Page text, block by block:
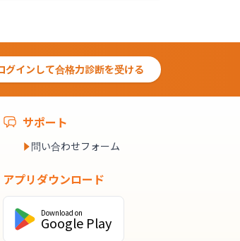
グインして合格力診断を受ける
サポート
問い合わせフォーム
アプリダウンロード
Download on
Google Play